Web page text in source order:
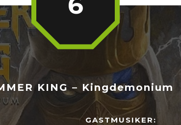
KING – Kingdemonium
GASTMUSIKER: